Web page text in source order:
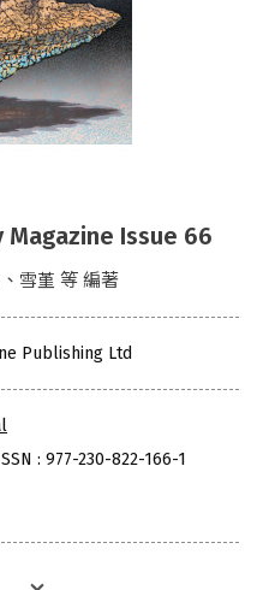
Issue 66
雪堇 等 編著
Publishing Ltd
: 977-230-822-166-1